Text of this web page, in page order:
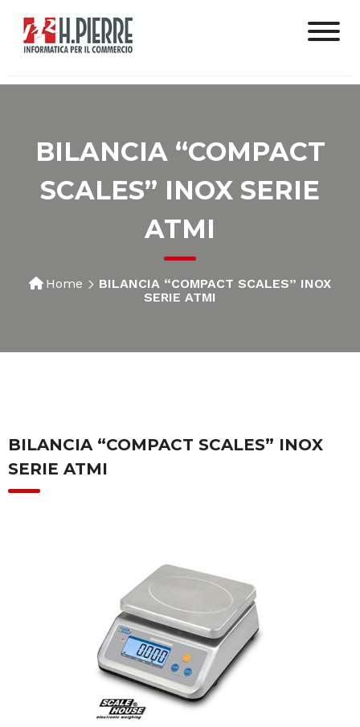
BILANCIA “COMPACT
SCALES” INOX SERIE
ATMI
Home
BILANCIA “COMPACT SCALES” INOX
SERIE ATMI
BILANCIA “COMPACT SCALES” INOX
SERIE ATMI